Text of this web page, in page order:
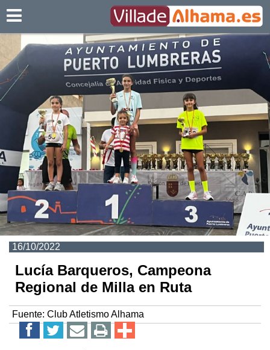
16/10/2022
Lucía Barqueros, Campeona
Regional de Milla en Ruta
Fuente: Club Atletismo Alhama